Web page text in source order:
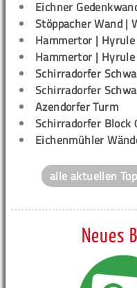
Eichner
Stöppacher Wand |
Hammertor |
Hammertor |
Schirradorfer
Schirradorfer
Azendorfer Turm
Schirradorfer Block
Eichenmühler
alle aktuellen
Neues